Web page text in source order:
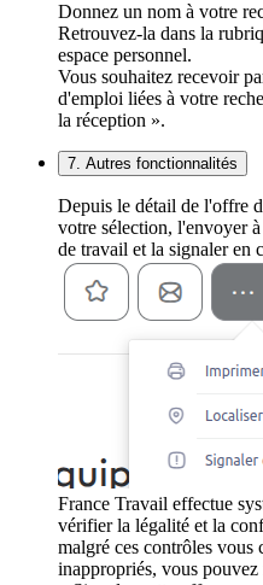
Donnez un nom à votre
Retrouvez-la dans la
espace personnel.
Vous souhaitez recevoir
d'emploi liées à votre
la réception ».
7. Autres fonctionnalités
Depuis le détail de l'offre
votre sélection, l'envoyer
de travail et la signaler en
France Travail effectue
vérifier la légalité et la
malgré ces contrôles vous
inappropriés, vous